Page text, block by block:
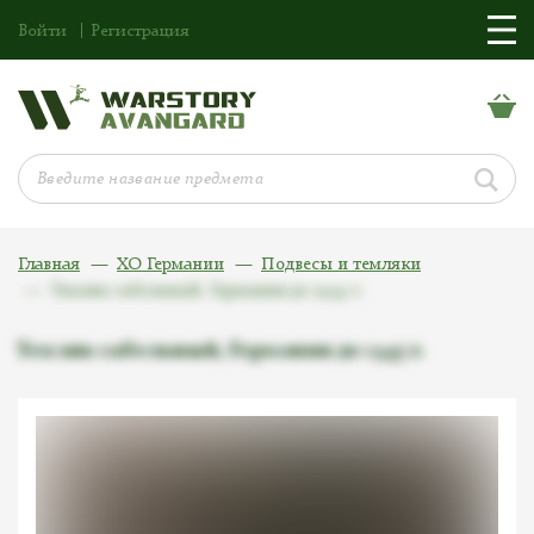
Войти Регистрация
Главная ХО Германии
Подвесы и темляки
Темляк сабельный, Германия до 1945 г.